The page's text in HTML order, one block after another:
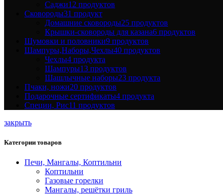
Саджи12 продуктов
Сковороды31 продукт
Домашние сковороды25 продуктов
Крышки-сковороды для казана6 продуктов
Шумовки и половники9 продуктов
Шампуры,Наборы,Чехлы40 продуктов
Чехлы4 продукта
Шампуры13 продуктов
Шашлычные наборы23 продукта
Пчаки, ножи20 продуктов
Подарочные сертификаты4 продукта
Специи, Рис11 продуктов
закрыть
Категории товаров
Печи, Мангалы, Коптильни
Коптильни
Газовые горелки
Мангалы, решётки гриль